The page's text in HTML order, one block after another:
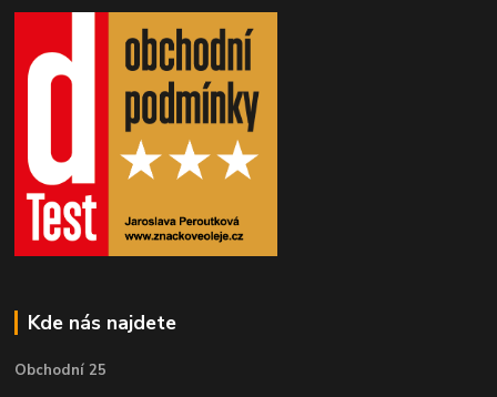
Kde nás najdete
Obchodní 25